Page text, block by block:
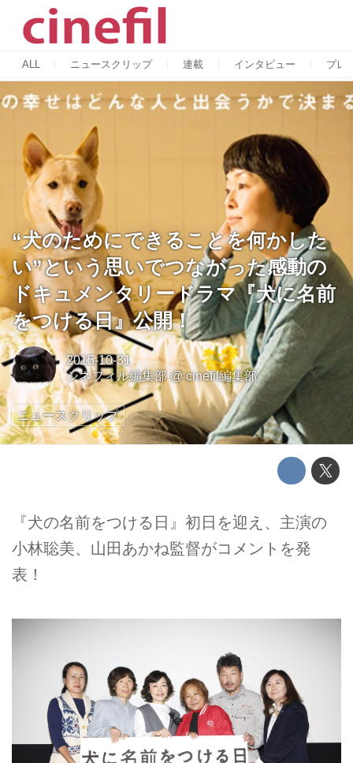
ALL ニュースクリップ 連載 インタビュー プレ
“犬のためにできることを何かした
い”という思いでつながった感動の
ドキュメンタリードラマ『犬に名前
をつける日』公開！
2015-10-31
シネフィル編集部@cinefil編集部
ニュースクリップ
『犬の名前をつける日』初日を迎え、主演の
小林聡美、山田あかね監督がコメントを発
表！